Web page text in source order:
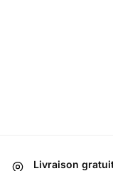
Livraison